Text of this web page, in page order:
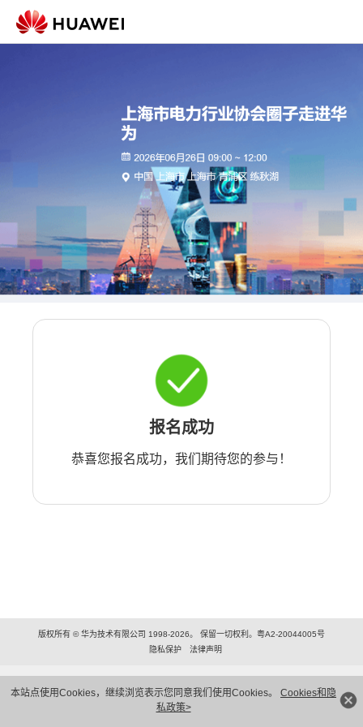
本站点使用Cookies，继续浏览表示您同意我们使用Cookies。 Cookies和隐
私政策>
报名成功
恭喜您报名成功，我们期待您的参与！
版权所有 © 华为技术有限公司 1998-2026。 保留一切权利。粤A2-20044005号
隐私保护
法律声明